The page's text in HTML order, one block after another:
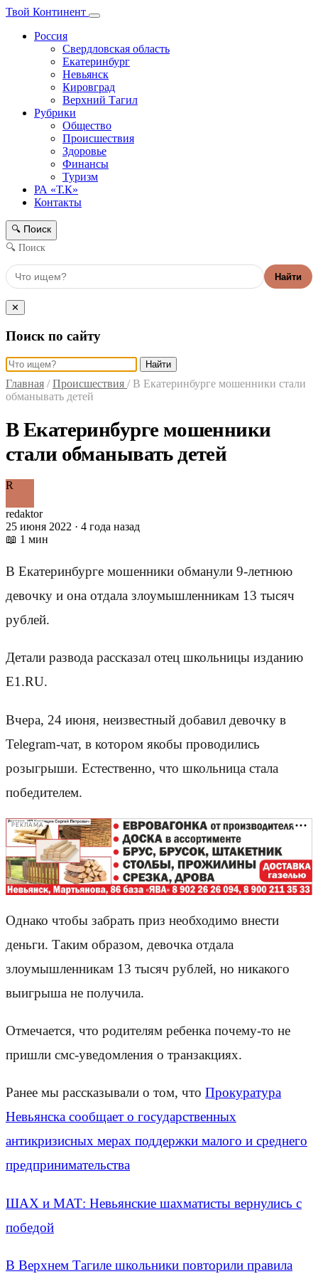
Твой Континент
Россия
Свердловская область
Екатеринбург
Невьянск
Кировград
Верхний Тагил
Рубрики
Общество
Происшествия
Здоровье
Финансы
Туризм
РА «Т.К»
Контакты
🔍 Поиск
🔍 Поиск
Найти
✕
Поиск по сайту
Найти
Главная / Происшествия / В Екатеринбурге мошенники стали
обманывать детей
В Екатеринбурге мошенники
стали обманывать детей
R
redaktor
25 июня 2022 · 4 года назад
📖 1 мин
В Екатеринбурге мошенники обманули 9-летнюю
девочку и она отдала злоумышленникам 13 тысяч
рублей.
Детали развода рассказал отец школьницы изданию
E1.RU.
Вчера, 24 июня, неизвестный добавил девочку в
Telegram-чат, в котором якобы проводились
розыгрыши. Естественно, что школьница стала
победителем.
РЕКЛАМА
Однако чтобы забрать приз необходимо внести
деньги. Таким образом, девочка отдала
злоумышленникам 13 тысяч рублей, но никакого
выигрыша не получила.
Отмечается, что родителям ребенка почему-то не
пришли смс-уведомления о транзакциях.
Ранее мы рассказывали о том, что Прокуратура
Невьянска сообщает о государственных
антикризисных мерах поддержки малого и среднего
предпринимательства
ШАХ и МАТ: Невьянские шахматисты вернулись с
победой
В Верхнем Тагиле школьники повторили правила